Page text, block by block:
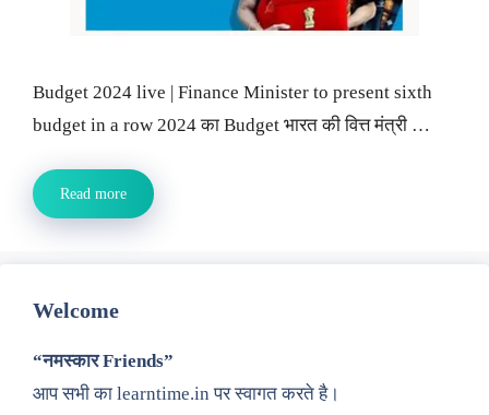
Budget 2024 live | Finance Minister to present sixth
budget in a row 2024 का Budget भारत की वित्त मंत्री …
Read more
Welcome
“नमस्कार Friends”
आप सभी का learntime.in पर स्वागत करते है।